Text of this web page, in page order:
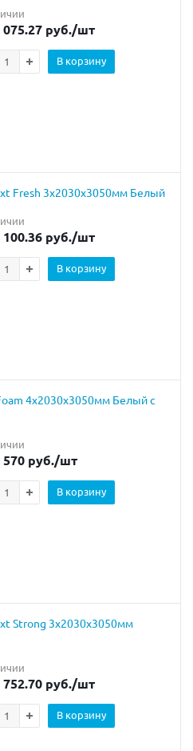
руб./шт
В корзину
Fresh 3х2030х3050мм Белый
руб./шт
В корзину
4x2030x3050мм Белый с
руб./шт
В корзину
Strong 3х2030х3050мм
руб./шт
В корзину